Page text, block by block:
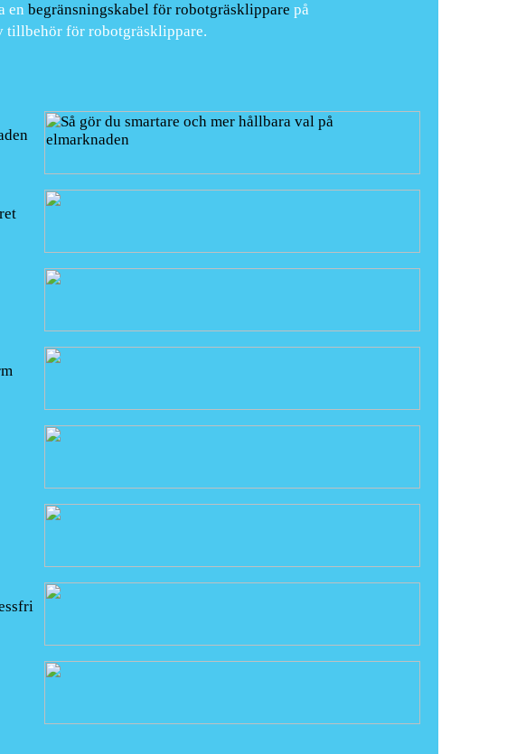
en begränsningskabel för robotgräsklippare på
tillbehör för robotgräsklippare.